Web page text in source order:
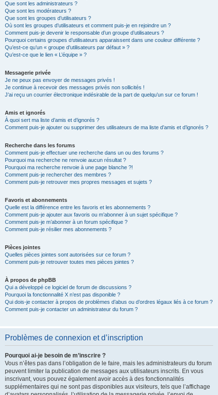
Que sont les administrateurs ?
Que sont les modérateurs ?
Que sont les groupes d’utilisateurs ?
Où sont les groupes d’utilisateurs et comment puis-je en rejoindre un ?
Comment puis-je devenir le responsable d’un groupe d’utilisateurs ?
Pourquoi certains groupes d’utilisateurs apparaissent dans une couleur différente ?
Qu’est-ce qu’un « groupe d’utilisateurs par défaut » ?
Qu’est-ce que le lien « L’équipe » ?
Messagerie privée
Je ne peux pas envoyer de messages privés !
Je continue à recevoir des messages privés non sollicités !
J’ai reçu un courrier électronique indésirable de la part de quelqu’un sur ce forum !
Amis et ignorés
À quoi sert ma liste d’amis et d’ignorés ?
Comment puis-je ajouter ou supprimer des utilisateurs de ma liste d’amis et d’ignorés ?
Recherche dans les forums
Comment puis-je effectuer une recherche dans un ou des forums ?
Pourquoi ma recherche ne renvoie aucun résultat ?
Pourquoi ma recherche renvoie à une page blanche ?!
Comment puis-je rechercher des membres ?
Comment puis-je retrouver mes propres messages et sujets ?
Favoris et abonnements
Quelle est la différence entre les favoris et les abonnements ?
Comment puis-je ajouter aux favoris ou m’abonner à un sujet spécifique ?
Comment puis-je m’abonner à un forum spécifique ?
Comment puis-je résilier mes abonnements ?
Pièces jointes
Quelles pièces jointes sont autorisées sur ce forum ?
Comment puis-je retrouver toutes mes pièces jointes ?
À propos de phpBB
Qui a développé ce logiciel de forum de discussions ?
Pourquoi la fonctionnalité X n’est pas disponible ?
Qui dois-je contacter à propos de problèmes d’abus ou d’ordres légaux liés à ce forum ?
Comment puis-je contacter un administrateur du forum ?
Problèmes de connexion et d’inscription
Pourquoi ai-je besoin de m’inscrire ?
Vous n’êtes pas dans l’obligation de le faire, mais les administrateurs du forum
peuvent limiter la publication de messages aux utilisateurs inscrits. En vous
inscrivant, vous pouvez également avoir accès à des fonctionnalités
supplémentaires qui ne sont pas disponibles aux visiteurs, tels que l’affichage